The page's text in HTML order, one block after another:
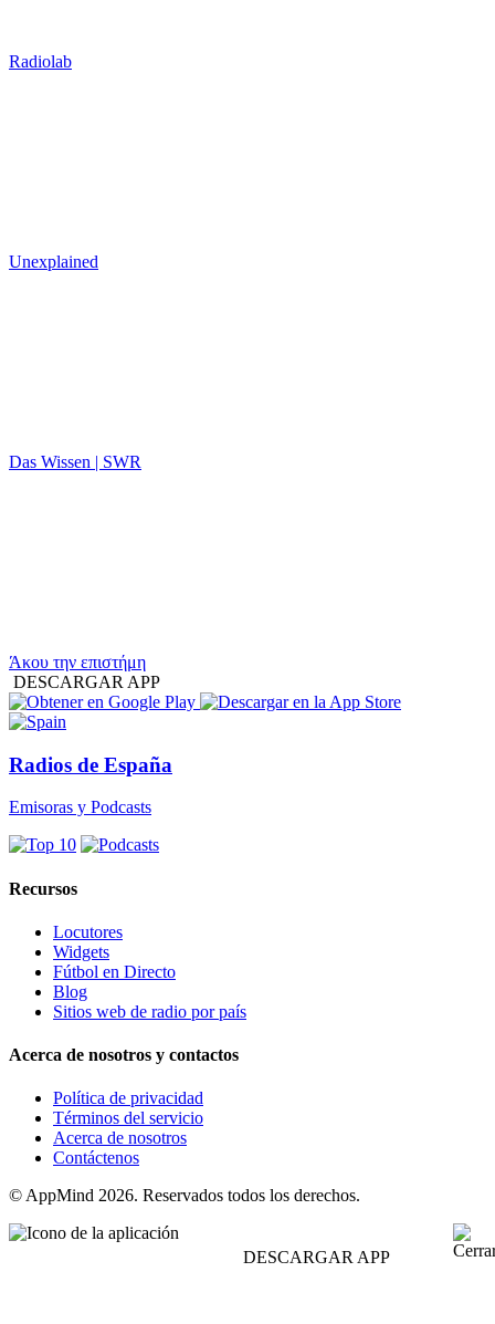
Radiolab
Unexplained
Das Wissen | SWR
Άκου την επιστήμη
DESCARGAR APP
Radios de España
Emisoras y Podcasts
Recursos
Locutores
Widgets
Fútbol en Directo
Blog
Sitios web de radio por país
Acerca de nosotros y contactos
Política de privacidad
Términos del servicio
Acerca de nosotros
Contáctenos
© AppMind 2026. Reservados todos los derechos.
DESCARGAR APP